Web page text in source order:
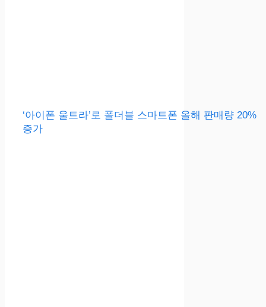
‘아이폰 울트라’로 폴더블 스마트폰 올해 판매량 20%
증가